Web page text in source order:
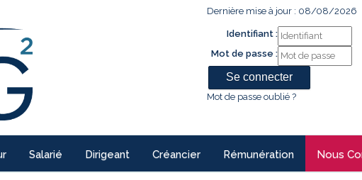
Dernière mise à jour : 08/08/2026
Identifiant :
Mot de passe :
Mot de passe oublié ?
Salarié Dirigeant Créancier Rémunération Nous